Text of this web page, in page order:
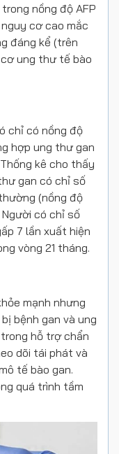
nồng độ AFP
cơ cao mắc
đáng kể (trên
ung thư tế bào
chỉ có nồng độ
hợp ung thư gan
kê cho thấy
gan có chỉ số
(nồng độ
có chỉ số
7 lần xuất hiện
vòng 21 tháng.
mạnh nhưng
bệnh gan và ung
hỗ trợ chẩn
dõi tái phát và
tế bào gan.
quá trình tầm